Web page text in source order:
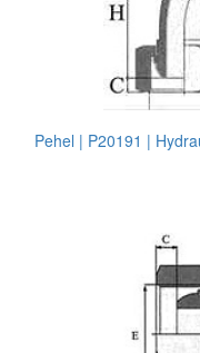
Pehel | P20191 |